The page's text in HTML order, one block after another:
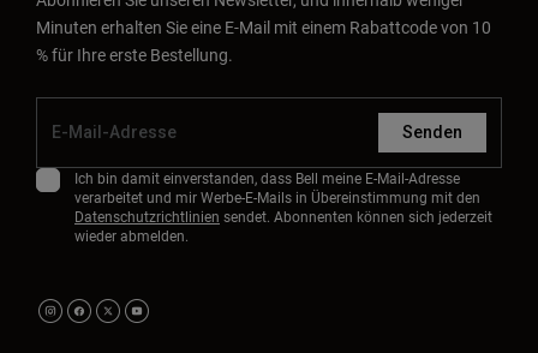
Minuten erhalten Sie eine E-Mail mit einem Rabattcode von 10
% für Ihre erste Bestellung.
Senden
Ich bin damit einverstanden, dass Bell meine E-Mail-Adresse
verarbeitet und mir Werbe-E-Mails in Übereinstimmung mit den
Datenschutzrichtlinien sendet. Abonnenten können sich jederzeit
wieder abmelden.